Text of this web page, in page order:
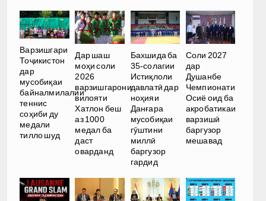
Варзишгари
Тоҷикистон
дар
мусобиқаи
байналмилалии
теннис
соҳиби ду
медали
тилло шуд
Дар шаш
моҳи соли
2026
варзишгарони
вилояти
Хатлон беш
аз 1000
медал ба
даст
оварданд
Бахшида ба
35-солагии
Истиқлоли
давлатӣ дар
ноҳияи
Данғара
мусобиқаи
гӯштини
миллӣ
баргузор
гардид
Соли 2027
дар
Душанбе
Чемпионати
Осиё оид ба
акробатикаи
варзишӣ
баргузор
мешавад